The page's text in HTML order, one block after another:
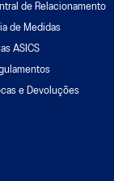
de Relacionamento
de Medidas
ASICS
e Devoluções